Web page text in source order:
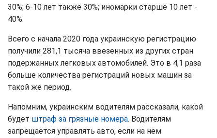
30%; 6-10 лет также 30%; иномарки старше 10 лет -
40%.
Всего с начала 2020 года украинскую регистрацию
получили 281,1 тысяча ввезенных из других стран
подержанных легковых автомобилей. Это в 4,1 раза
больше количества регистраций новых машин за
такой же период.
Напомним, украинским водителям рассказали, какой
будет штраф за грязные номера. Водителям
запрещается управлять авто, если на нем